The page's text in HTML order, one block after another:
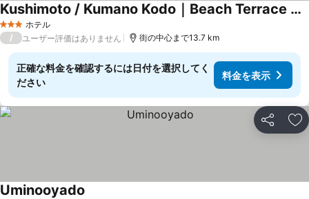
3 ホテルのランク
ホテル
Kushimoto / Kumano Kodo｜Beach Terrace Kushimoto – Private Villa Up to 8 Guests
/ ユーザー評価はありません 街の中心まで13.7 km
正確な料金を確認するには日付を選択してく
ださい
料金を表示
シェア お
Uminooyado